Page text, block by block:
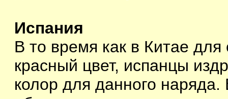
Испания
В то время как в Китае
красный цвет, испанцы
колор для данного наряда.